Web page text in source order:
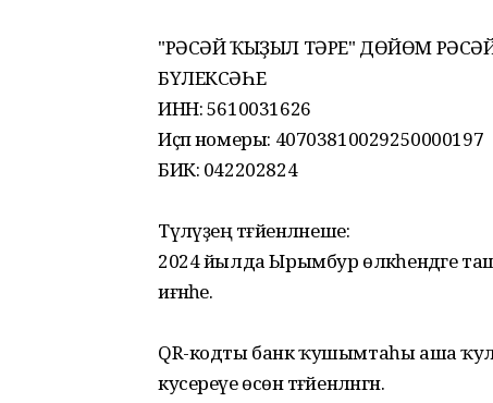
"РӘСӘЙ ҠЫҘЫЛ ТӘРЕ" ДӨЙӨМ
БҮЛЕКСӘҺЕ
ИНН: 5610031626
Иҫәп номеры: 40703810029250000197
БИК: 042202824
Түләүҙең тәғәйенләнеше:
2024 йылда Ырымбур өлкәһендәге
иғәнәһе.
QR-кодты банк ҡушымтаһы аша
кусереүе өсөн тәғәйенләнгән.